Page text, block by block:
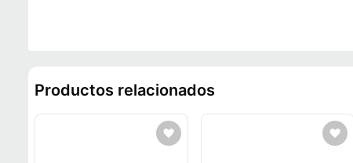
Productos relacionados